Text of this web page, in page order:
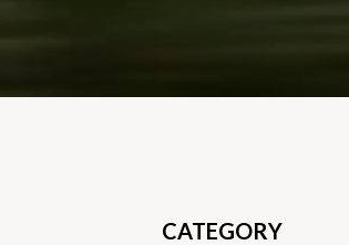
CATEGORY